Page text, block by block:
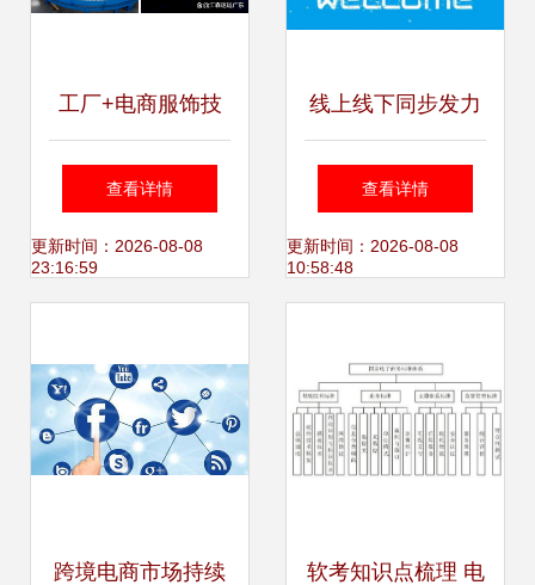
工厂+电商服饰技
术服务指南 赋能产
业的数字链路
查看详情
更新时间：2026-08-08
23:16:59
线上线下同步发力
御为民亮相国际电
商博览会，引领电
潮流
查看详情
更新时间：2026-08-08
10:58:48
跨境电商市场持续 软考知识点梳理 电